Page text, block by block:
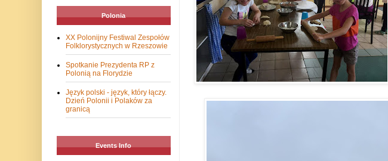
Polonia
XX Polonijny Festiwal Zespołów
Folklorystycznych w Rzeszowie
Spotkanie Prezydenta RP z
Polonią na Florydzie
Język polski - język, który łączy.
Dzień Polonii i Polaków za
granicą
Events Info